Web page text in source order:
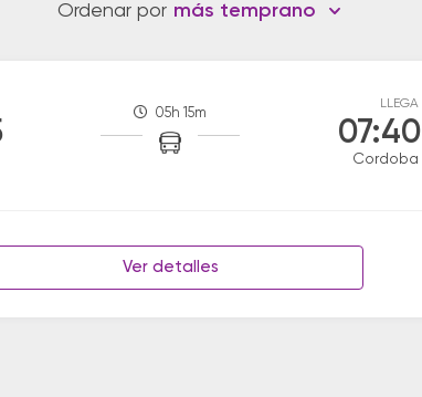
Ordenar por más temprano
05h 15m
LLEGA
07:40
Cordoba
Ver detalles